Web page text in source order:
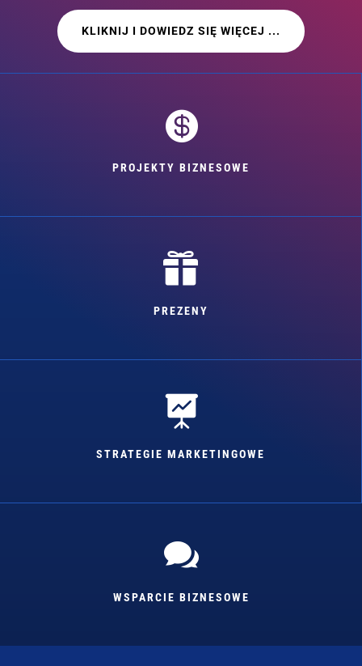
KLIKNIJ I DOWIEDZ SIĘ WIĘCEJ ...

PROJEKTY BIZNESOWE

PREZENY

STRATEGIE MARKETINGOWE

WSPARCIE BIZNESOWE